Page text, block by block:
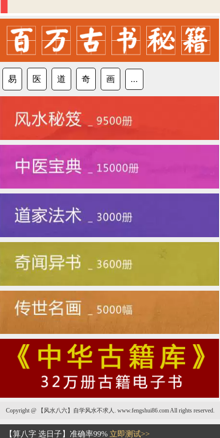
易 医 道 奇 画 ...
Copyright @ 【风水八六】自学风水不求人. www.fengshui86.com All rights reserved.
【算八字 选日子】准确率99% 立即测试>>